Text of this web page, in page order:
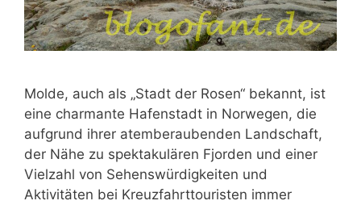
Molde, auch als „Stadt der Rosen“ bekannt, ist
eine charmante Hafenstadt in Norwegen, die
aufgrund ihrer atemberaubenden Landschaft,
der Nähe zu spektakulären Fjorden und einer
Vielzahl von Sehenswürdigkeiten und
Aktivitäten bei Kreuzfahrttouristen immer